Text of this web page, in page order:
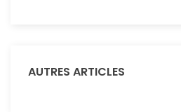
AUTRES ARTICLES